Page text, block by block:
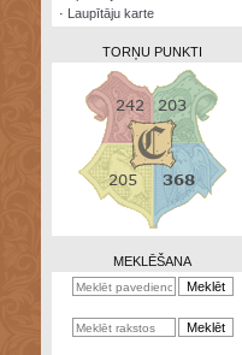
· Laupītāju karte
TORŅU PUNKTI
MEKLĒŠANA